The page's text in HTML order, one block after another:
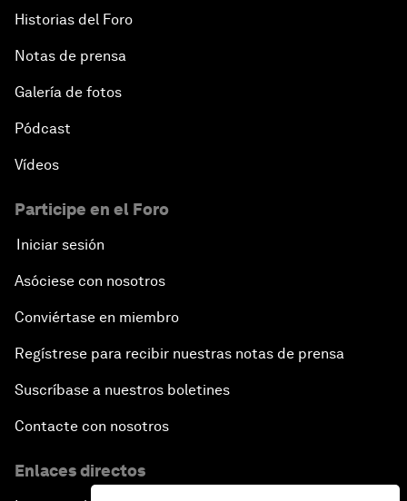
Historias del Foro
Notas de prensa
Galería de fotos
Pódcast
Vídeos
Participe en el Foro
Iniciar sesión
Asóciese con nosotros
Conviértase en miembro
Regístrese para recibir nuestras notas de prensa
Suscríbase a nuestros boletines
Contacte con nosotros
Enlaces directos